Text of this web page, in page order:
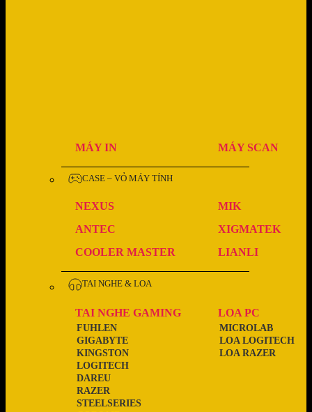
MÁY IN MÁY SCAN
CASE – VỎ MÁY TÍNH
NEXUS
MIK
ANTEC
XIGMATEK
COOLER MASTER
LIANLI
TAI NGHE & LOA
TAI NGHE GAMING
STEELSERIES
RAZER
DAREU
LOGITECH
KINGSTON
GIGABYTE
FUHLEN
LOA PC
LOA RAZER
LOA LOGITECH
MICROLAB